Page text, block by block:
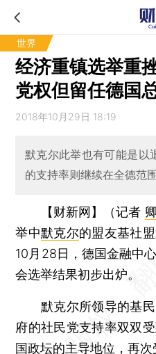
世界
经济重镇选举重
党权但留任德国
2018年10月29日 18:19
默克尔此举也有可能是以
的支持率则继续在全德范
【财新网】（记者
举中默克尔的盟友基社
10月28日，德国金融中
会选举结果初步出炉。
默克尔所领导的基民
府的社民党支持率双双
国政坛的主导地位，再次